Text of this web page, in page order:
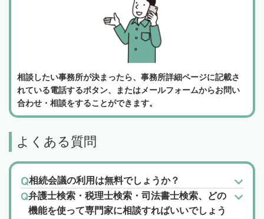
相談したい事務所が決まったら、事務所詳細ページに記載さ
れている電話するボタン、またはメールフォームからお問い
合わせ・相談をすることができます。
よくある質問
相続会議の利用は無料でしょうか？
弁護士検索・税理士検索・司法書士検索、どの
機能を使って専門家に相談すればいいでしょう